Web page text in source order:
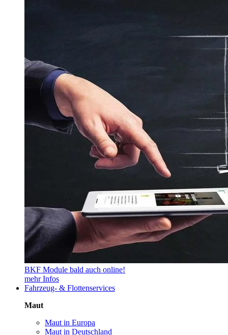
BKF Module bald auch online!
mehr Infos
Fahrzeug- & Flottenservices
Maut
Maut in Europa
Maut in Deutschland